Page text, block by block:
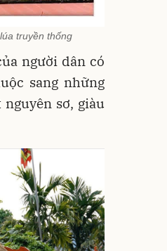
truyền thống
người dân có
sang những
sơ, giàu